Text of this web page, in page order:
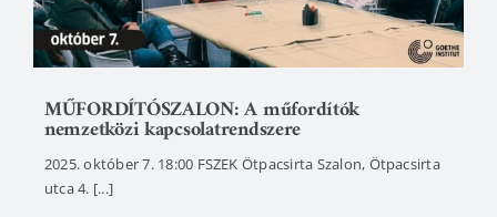
MŰFORDÍTÓSZALON: A műfordítók
nemzetközi kapcsolatrendszere
2025. október 7. 18:00 FSZEK Ötpacsirta Szalon, Ötpacsirta
utca 4. [...]